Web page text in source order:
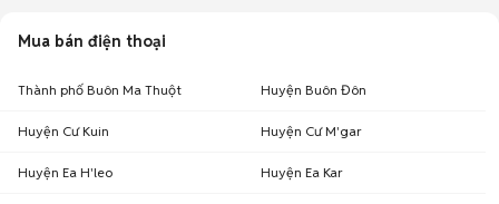
Mua bán điện thoại
Thành phố Buôn Ma Thuột Huyện Buôn Đôn
Huyện Cư Kuin Huyện Cư M'gar
Huyện Ea H'leo Huyện Ea Kar